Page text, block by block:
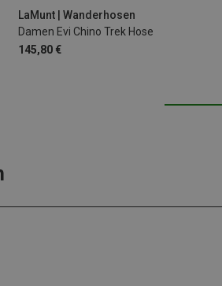
LaMunt | Wanderhosen
Damen Evi Chino Trek Hose
145,80 €